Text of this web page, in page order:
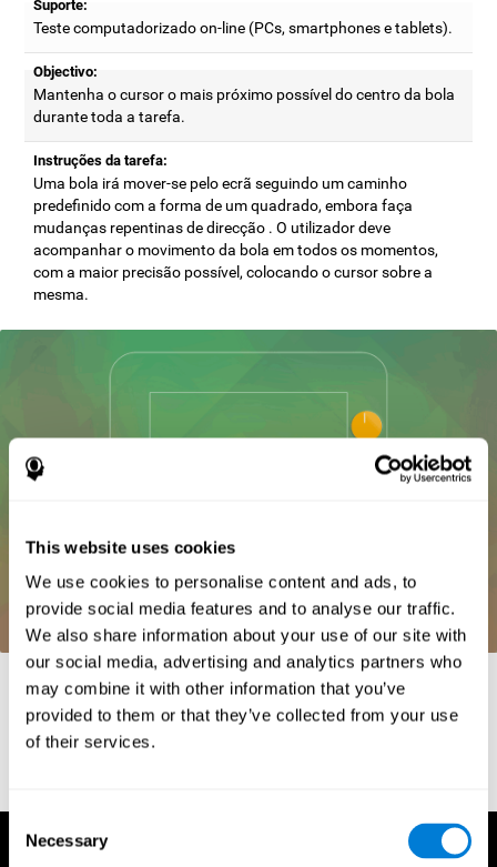
This website uses cookies
We use cookies to personalise content and ads, to
provide social media features and to analyse our traffic.
We also share information about your use of our site with
our social media, advertising and analytics partners who
may combine it with other information that you’ve
provided to them or that they’ve collected from your use
of their services.
Selection
Necessary
Suporte:
Teste computadorizado on-line (PCs, smartphones e tablets).
Objectivo:
Mantenha o cursor o mais próximo possível do centro da bola
durante toda a tarefa.
Instruções da tarefa:
Uma bola irá mover-se pelo ecrã seguindo um caminho
predefinido com a forma de um quadrado, embora faça
mudanças repentinas de direcção . O utilizador deve
acompanhar o movimento da bola em todos os momentos,
com a maior precisão possível, colocando o cursor sobre a
mesma.
Referências
Whiteside, A. (2002) A synopsis of the Vienna Test System: A
computer aided psychological diagnosis. JOPED, 5 (1), 41–50.